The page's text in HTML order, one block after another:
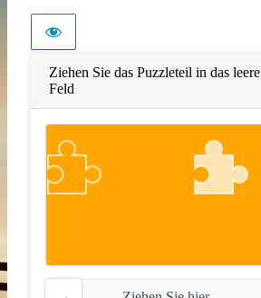
Ziehen Sie das Puzzleteil in das leere
Feld